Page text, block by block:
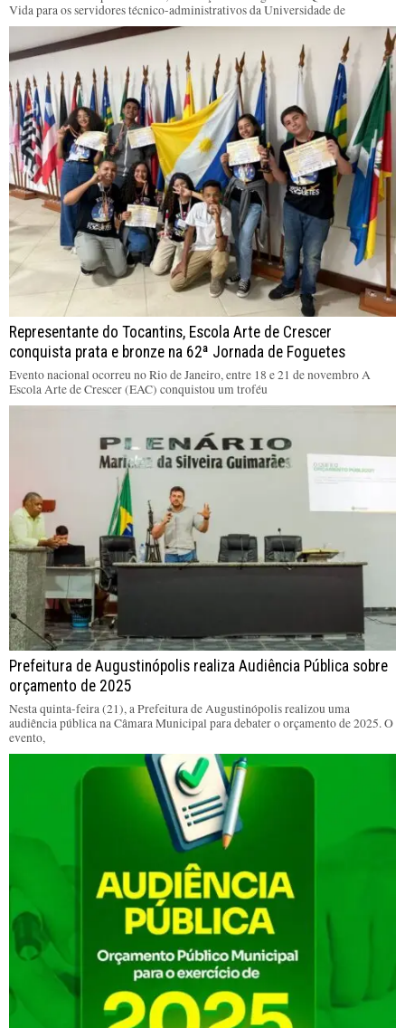
Vida para os servidores técnico-administrativos da Universidade de
Representante do Tocantins, Escola Arte de Crescer
conquista prata e bronze na 62ª Jornada de Foguetes
Evento nacional ocorreu no Rio de Janeiro, entre 18 e 21 de novembro A
Escola Arte de Crescer (EAC) conquistou um troféu
Prefeitura de Augustinópolis realiza Audiência Pública sobre
orçamento de 2025
Nesta quinta-feira (21), a Prefeitura de Augustinópolis realizou uma
audiência pública na Câmara Municipal para debater o orçamento de 2025. O
evento,